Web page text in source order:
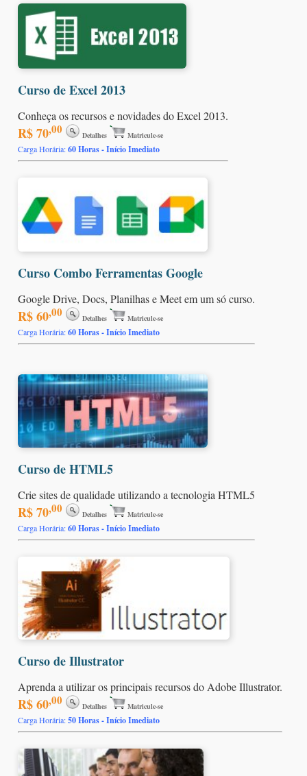
Curso de Excel 2013
Conheça os recursos e novidades do Excel 2013.
R$ 70,00 Detalhes Matricule-se
Carga Horária:60 Horas - Início Imediato
Curso Combo Ferramentas Google
Google Drive, Docs, Planilhas e Meet em um só curso.
R$ 60,00 Detalhes Matricule-se
Carga Horária:60 Horas - Início Imediato
Curso de HTML5
Crie sites de qualidade utilizando a tecnologia HTML5
R$ 70,00 Detalhes Matricule-se
Carga Horária:60 Horas - Início Imediato
Curso de Illustrator
Aprenda a utilizar os principais recursos do Adobe Illustrator.
R$ 60,00 Detalhes Matricule-se
Carga Horária:50 Horas - Início Imediato